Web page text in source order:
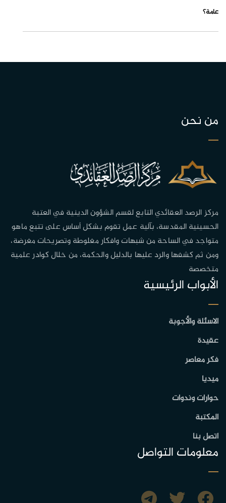
عامة؟
من نحن
مركز الرصد العقائدي التابع لقسم الشؤون الدينية في العتبة
الحسينية المقدسة، بآلية عمل تقوم بشكل أساس على تتبع ماهو
متواجد في الساحة من شبهات وافكار مغلوطة وتصريحات مغرضة،
ومن ثم كشفها والرد عليها بالدليل والحكمة، من خلال كوادر علمية
متخصصة
الأبواب الرئيسية
الاسئلة والأجوبة
عقيدة
فكر معاصر
ميديا
حوارات وندوات
المكتبة
اتصل بنا
معلومات التواصل